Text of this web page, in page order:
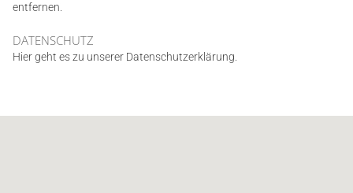
entfernen.
DATENSCHUTZ
Hier geht es zu unserer Datenschutzerklärung.